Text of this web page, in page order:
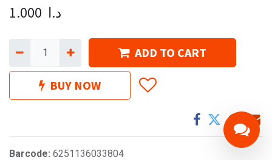
1.000 د.ا
ADD TO CART
BUY NOW
Barcode: 6251136033804